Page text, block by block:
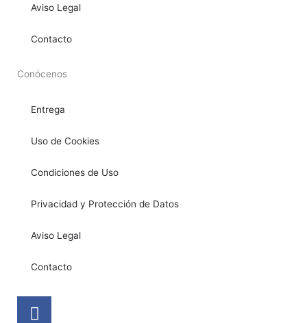
Aviso Legal
Contacto
Conócenos
Entrega
Uso de Cookies
Condiciones de Uso
Privacidad y Protección de Datos
Aviso Legal
Contacto
Facebook
Instagram
Youtube
Tiktok
Pinterest